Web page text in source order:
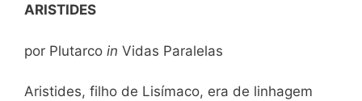
ARISTIDES
por Plutarco in Vidas Paralelas
Aristides, filho de Lisímaco, era de linhagem